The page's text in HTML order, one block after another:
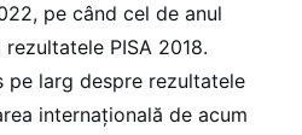
pe când cel de anul
PISA 2018.
pe larg despre rezultatele
internațională de acum